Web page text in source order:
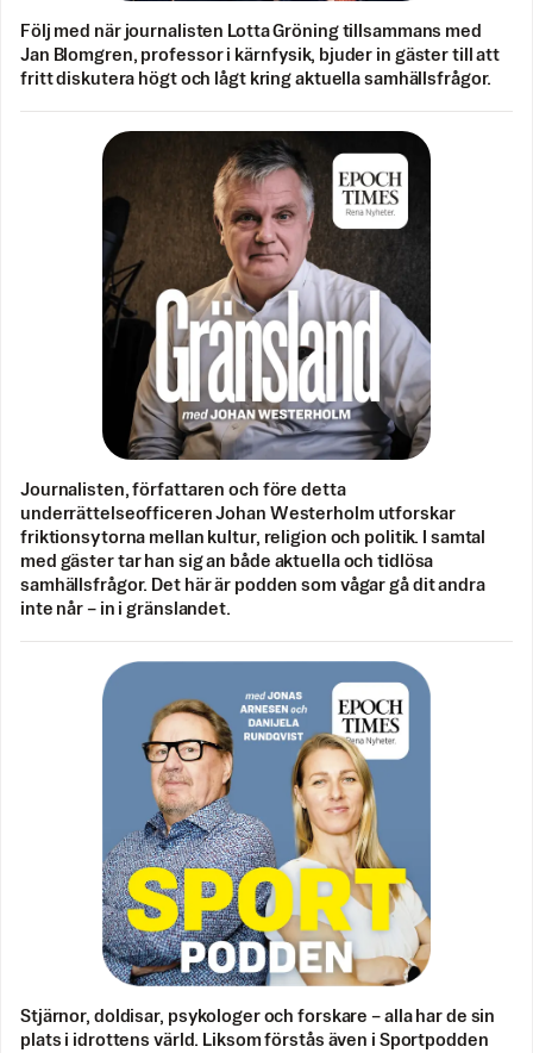
Följ med när journalisten Lotta Gröning tillsammans med
Jan Blomgren, professor i kärnfysik, bjuder in gäster till att
fritt diskutera högt och lågt kring aktuella samhällsfrågor.
Journalisten, författaren och före detta
underrättelseofficeren Johan Westerholm utforskar
friktionsytorna mellan kultur, religion och politik. I samtal
med gäster tar han sig an både aktuella och tidlösa
samhällsfrågor. Det här är podden som vågar gå dit andra
inte når – in i gränslandet.
Stjärnor, doldisar, psykologer och forskare – alla har de sin
plats i idrottens värld. Liksom förstås även i Sportpodden